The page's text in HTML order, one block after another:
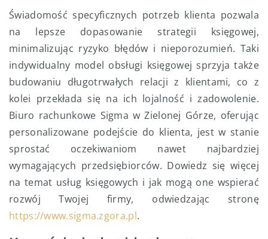
Świadomość specyficznych potrzeb klienta pozwala
na lepsze dopasowanie strategii księgowej,
minimalizując ryzyko błędów i nieporozumień. Taki
indywidualny model obsługi księgowej sprzyja także
budowaniu długotrwałych relacji z klientami, co z
kolei przekłada się na ich lojalność i zadowolenie.
Biuro rachunkowe Sigma w Zielonej Górze, oferując
personalizowane podejście do klienta, jest w stanie
sprostać oczekiwaniom nawet najbardziej
wymagających przedsiębiorców. Dowiedz się więcej
na temat usług księgowych i jak mogą one wspierać
rozwój Twojej firmy, odwiedzając stronę
https://www.sigma.zgora.pl.